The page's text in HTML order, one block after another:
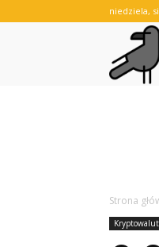
niedziela,
Strona